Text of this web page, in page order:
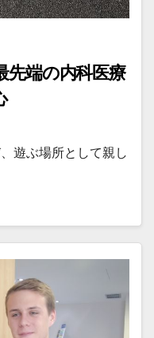
先端の内科医療
遊ぶ場所として親し